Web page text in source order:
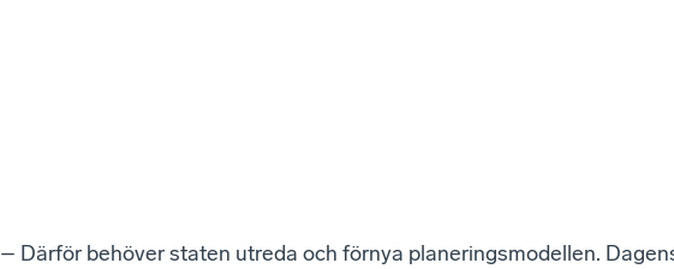
– Därför behöver staten utreda och förnya planeringsmodellen.